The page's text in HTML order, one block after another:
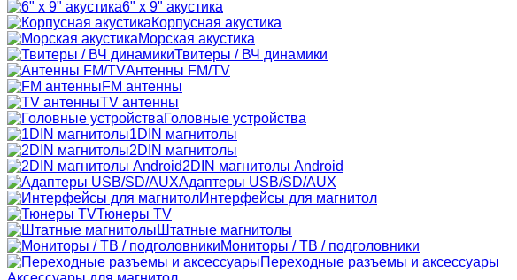
6" x 9" акустика
Корпусная акустика
Морская акустика
Твитеры / ВЧ динамики
Антенны FM/TV
FM антенны
TV антенны
Головные устройства
1DIN магнитолы
2DIN магнитолы
2DIN магнитолы Android
Адаптеры USB/SD/AUX
Интерфейсы для магнитол
Тюнеры TV
Штатные магнитолы
Мониторы / ТВ / подголовники
Переходные разъемы и аксессуары